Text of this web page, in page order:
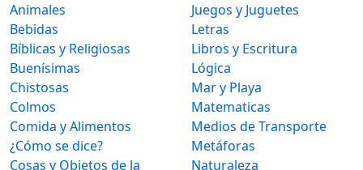
Animales
Bebidas
Bíblicas y Religiosas
Buenísimas
Chistosas
Colmos
Comida y Alimentos
¿Cómo se dice?
Cosas y Objetos de la
Juegos y Juguetes
Letras
Libros y Escritura
Lógica
Mar y Playa
Matematicas
Medios de Transporte
Metáforas
Naturaleza